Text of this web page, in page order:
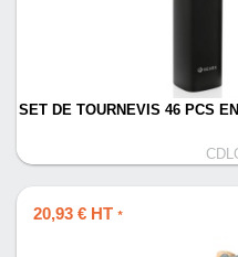
SET DE TOURNEVIS 46 PCS
20,93 € HT *